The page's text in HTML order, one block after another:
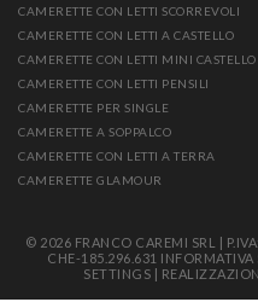
CAMERETTE CON LETTI SCORREVOLI
CAMERETTE CON LETTI A CASTELLO
CAMERETTE CON LETTI MINI CASTELLO
CAMERETTE CON LETTI PENSILI
CAMERETTE PER SINGLE
CAMERETTE A SOPPALCO
CAMERETTE CON LETTI A TERRA
CAMERETTE GLAMOUR
© 2026 FRANCO CAREMI SRL |
CHE-185.296.631 INFORMATIVA
SETTINGS |